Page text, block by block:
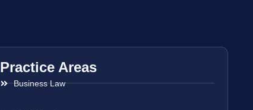
Practice Areas
Business Law